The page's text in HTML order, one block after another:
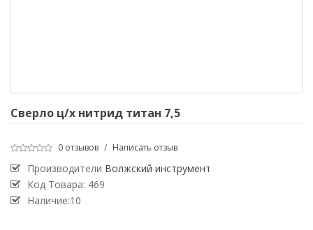
Сверло ц/х нитрид титан 7,5
0 отзывов / Написать отзыв
Производители Волжский инструмент
Код Товара: 469
Наличие:10